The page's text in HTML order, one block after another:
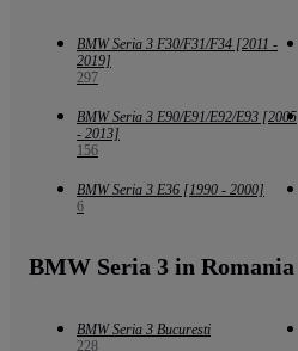
BMW Seria 3 F30/F31/F34 [2011 -
2019]
297
BMW Seria 3 E90/E91/E92/E93 [2005
- 2013]
156
BMW Seria 3 E36 [1990 - 2000]
6
BMW Seria 3 in Romania
BMW Seria 3 Bucuresti
228